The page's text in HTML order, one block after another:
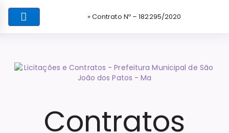
» Contrato Nº – 182295/2020
Contratos